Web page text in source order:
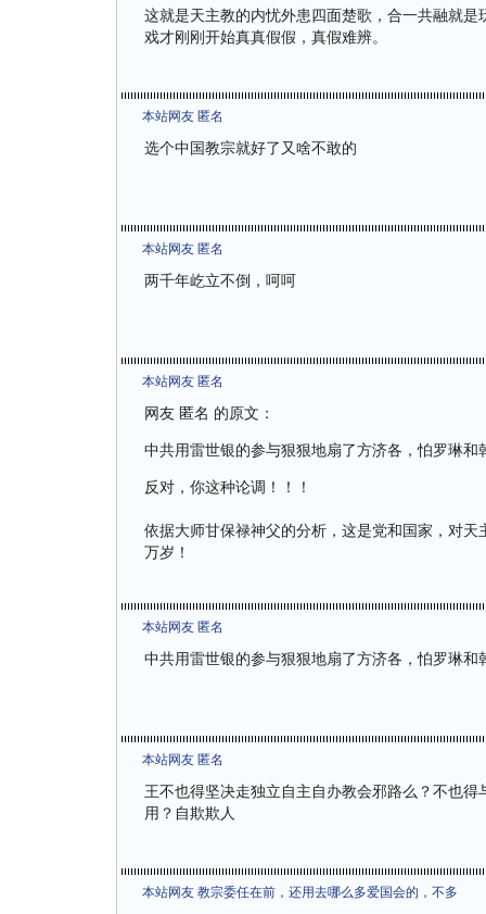
这就是天主教的内忧外患四面楚歌，合一共融就
戏才刚刚开始真真假假，真假难辨。
本站网友 匿名
选个中国教宗就好了又啥不敢的
本站网友 匿名
两千年屹立不倒，呵呵
本站网友 匿名
网友 匿名 的原文：
中共用雷世银的参与狠狠地扇了方济各，怕罗琳和
反对，你这种论调！！！
依据大师甘保禄神父的分析，这是党和国家，对
万岁！
本站网友 匿名
中共用雷世银的参与狠狠地扇了方济各，怕罗琳和
本站网友 匿名
王不也得坚决走独立自主自办教会邪路么？不也
用？自欺欺人
本站网友 教宗委任在前，还用去哪么多爱国会的，不多